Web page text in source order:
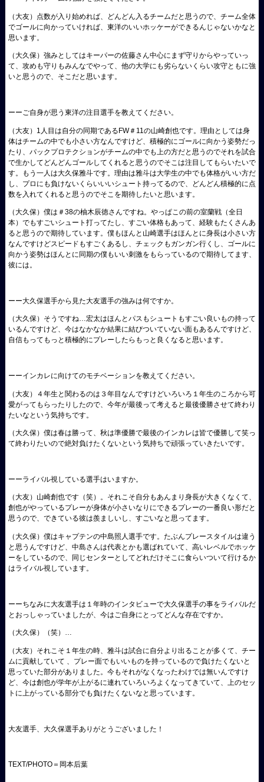
（大友） 点数が入り始めれば、どんどん入るチームだと思うので、チーム全体
でゴールに向かっていければ、東洋のいいホッケーができるんじゃないかなと
思います。
（大久保） 強みとしてはキーパーの佐藤さん中心にまず守りからやっていっ
て、攻めも守りもみんなでやって、他の大学にも劣らないくらい攻守ともに強
いと思うので、そこだと思います。
ーーご自身が思う東洋の注目選手を教えてください。
（大友） 1人目は自分の同期であるFW＃11の山崎創也です。理由としては身
体はチームの中でも小さい方なんですけど、積極的にゴールに向かう姿勢だっ
たり、パックプロテクションがチームの中でも上の方だと思うのでそれを試合
で生かしてどんどんゴールしてくれると思うのでそこは注目してもらいたいで
す。もう一人は大久保雅斗です。理由は雅斗は大学生の中でも体格がいい方だ
し、プロにも負けないくらいいいシュート持ってるので、どんどん積極的に点
数を入れてくれると思うのでそこを期待したいと思います。
（大久保） 僕は＃38の柚木辰徳さんですね。やっぱこの前の室蘭戦（全日
本）でもすごいシュート打ってたし、すごい体格もあって、経験もたくさんあ
ると思うので期待しています。僕もほんと山崎選手はほんとに身長は小さい方
なんですけどスピードもすごくあるし、チェックもガンガン行くし、ゴールに
向かう姿勢はほんとに同期の僕もいい刺激をもらっているので期待してます、
彼には。
ーー大久保選手から見た大友選手の強みは何ですか。
（大久保） そうですね…宏太はほんとパスもシュートもすごい良いもの持って
いるんですけど、今はなかなか結果に結びついていない面もあるんですけど、
自信もってもっと積極的にプレーしたらもっと良くなると思います。
ーーインカレに向けてのモチベーションを教えてください。
（大友）
４年生と関わるのは３年目なんですけどいろいろ１年生のころから可
愛がってもらったりしたので、今年が最後って考えると最後優勝させて終わり
たいなという気持ちです。
（大久保） 僕は春は勝って、秋は準優勝で最後のインカレは皆で優勝して笑っ
て終わりたいので絶対負けたくないという気持ちで頑張っていきたいです。
ーーライバル視している選手はいますか。
（大友） 山崎創也です（笑）。それこそ自分もあんまり身長が大きくなくて、
創也がやっているプレーが身体が小さいなりにできるプレーの一番良い形だと
思うので、できている彼は羨ましいし、すごいなと思ってます。
（大久保） 僕はキャプテンの中島照人選手です。たぶんプレースタイルは違う
と思うんですけど、中島さんは代表とかも選ばれていて、高いレベルでホッケ
ーをしているので、同じセンターとしてどれだけそこに食らいついて行けるか
はライバル視しています。
ーーちなみに大友選手は１年時のインタビューで大久保選手の事をライバルだ
とおっしゃっていましたが、今はご自身にとってどんな存在ですか。
（大久保） （笑）…
（大友） それこそ１年生の時、雅斗は試合に自分より出ることが多くて、チー
ムに貢献していて 、プレー面でもいいものを持っているので負けたくないと
思っていた部分がありました。今もそれがなくなったわけでは無いんですけ
ど、今は創也が学年が上がるに連れていろいろよくなってきていて、上のセッ
トに上がっている部分でも負けたくないなと思っています。
大友選手、大久保選手ありがとうございました！
TEXT/PHOTO＝岡本后葉